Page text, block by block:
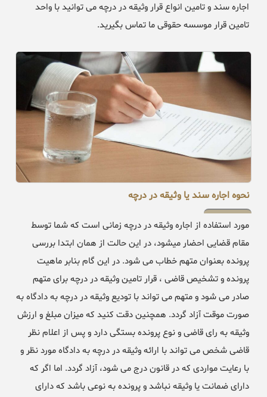
اجاره سند و تامین انواع قرار وثیقه در درچه می توانید با واحد
تامین قرار موسسه حقوقی ما تماس بگیرید.
نحوه اجاره سند یا وثیقه در درچه
مورد استفاده از اجاره وثیقه در درچه زمانی است که شما توسط
مقام قضایی احضار میشود، در این حالت از همان ابتدا بررسی
پرونده بعنوان متهم خطاب می شود. در این گام بنابر ماهیت
پرونده و تشخیص قاضی ، قرار تامین وثیقه در درچه برای متهم
صادر می شود و متهم می تواند با تودیع وثیقه در درچه به دادگاه به
صورت موقت آزاد گردد. همچنین دقت کنید که میزان مبلغ و ارزش
وثیقه به رای قاضی و نوع پرونده بستگی دارد و پس از اعلام نظر
قاضی شخص می تواند با ارائه وثیقه در درچه به دادگاه مورد نظر و
با رعایت مواردی که در قانون درج می شود، آزاد گردد. اما اگر که
دارای ضمانت یا وثیقه نباشد و پرونده به نوعی باشد که دارای